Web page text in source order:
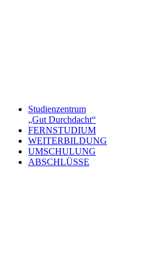
Studienzentrum
„Gut Durchdacht“
FERNSTUDIUM
WEITERBILDUNG
UMSCHULUNG
ABSCHLÜSSE